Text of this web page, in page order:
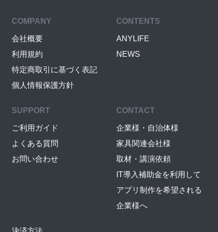
COMPANY
会社概要
利用規約
特定商取引に基づく表記
個人情報保護方針
CONTENTS
ANYLIFE
NEWS
SUPPORT
ご利用ガイド
よくある質問
お問い合わせ
CONTACT
企業様・自治体様
家具関連会社様
取材・講演依頼
IT導入補助金を利用して
アプリ制作を希望される
企業様へ